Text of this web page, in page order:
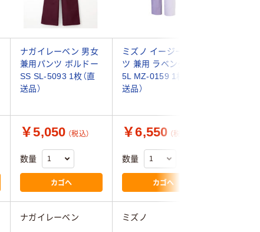
ナガイレーベン 男女
兼用パンツ ボルドー
SS SL-5093 1枚（直
送品）
ミズノ イージーパン
ツ 兼用 ラベンダー
5L MZ-0159 1枚（直
送品）
￥5,050 （税込）
数量
カゴへ
￥6,550 （税込）
数量
カゴへ
ナガイレーベン ミズノ